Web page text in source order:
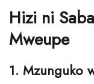
Hizi ni
Mweupe
1. Mzunguko